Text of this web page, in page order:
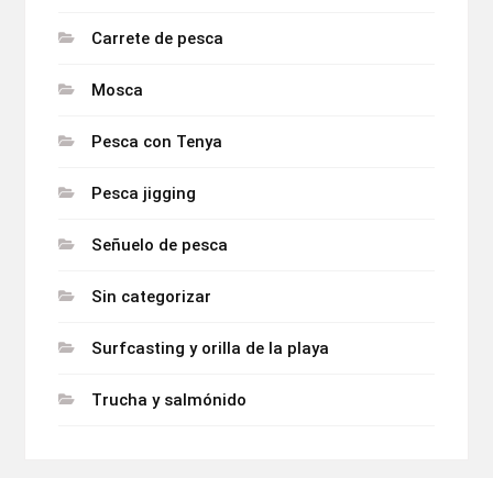
Carrete de pesca
Mosca
Pesca con Tenya
Pesca jigging
Señuelo de pesca
Sin categorizar
Surfcasting y orilla de la playa
Trucha y salmónido